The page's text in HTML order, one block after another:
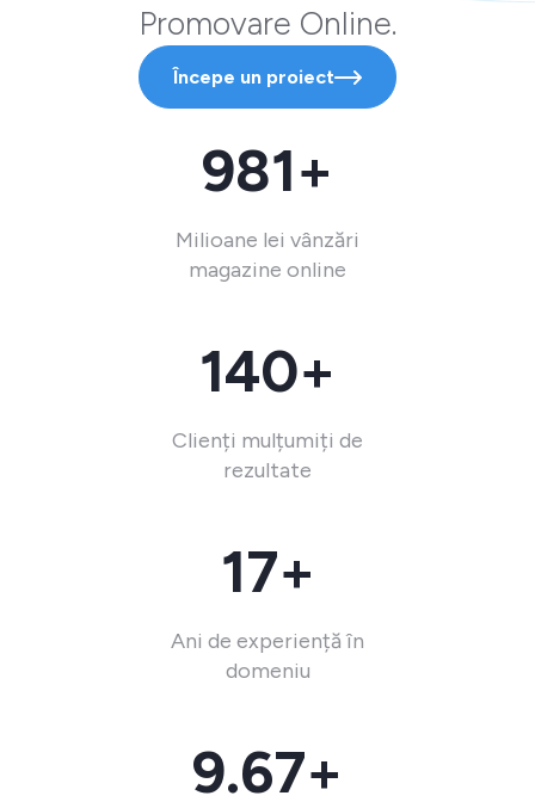
Promovare Online.
Începe un proiect
981+
Milioane lei vânzări
magazine online
140+
Clienți mulțumiți de
rezultate
17+
Ani de experiență în
domeniu
9.67+